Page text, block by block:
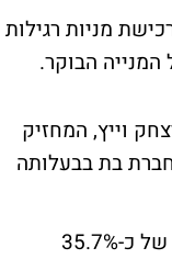
מניות רגילות
ומנכ"ל החברה יצחק וייץ, המחזיק
חברת בת בבעלותה
הודעת החברה מגיעה לאחר שבחודש האחרון צנחה המנייה בכ-30%, והשלימה צניחה של כ-35.7%